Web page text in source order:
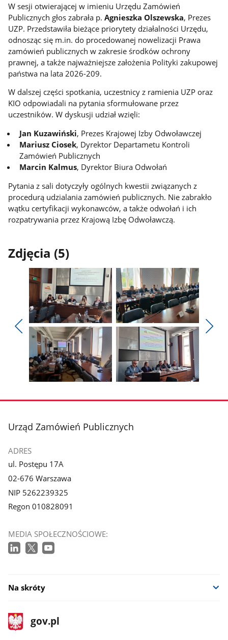
W sesji otwierającej w imieniu Urzędu Zamówień
Publicznych głos zabrała p.Agnieszka Olszewska, Prezes
UZP. Przedstawiła bieżące priorytety działalności Urzędu,
odnosząc się m.in. do procedowanej nowelizacji Prawa
zamówień publicznych w zakresie środków ochrony
prawnej, a także najważniejsze założenia Polityki zakupowej
państwa na lata 2026-209.
W dalszej części spotkania, uczestnicy z ramienia UZP oraz
KIO odpowiadali na pytania sformułowane przez
uczestników. W dyskusji udział wzięli:
Jan Kuzawiński, Prezes Krajowej Izby Odwoławczej
Mariusz Ciosek, Dyrektor Departametu Kontroli
Zamówień Publicznych
Marcin Kalmus, Dyrektor Biura Odwołań
Pytania z sali dotyczyły ogólnych kwestii związanych z
procedurą udzialania zamówień publicznych. Nie zabrakło
wątku certyfikacji wykonawców, a także odwołań i ich
rozpatrywania przez Krajową Izbę Odwoławczą.
Zdjęcia (5)
Pokaż
poprzednie
zdjęcia
Pokaż
zdjęcie
z
galerii.
Pokaż
zdjęcie
2
z
galerii.
zdjęcie
z
galerii.
zdjęcie
galerii.
stopka
Urząd Zamówień Publicznych
ADRES
ul. Postępu 17A
02-676 Warszawa
NIP 5262239325
Regon 010828091
MEDIA SPOŁECZNOŚCIOWE:
Na skróty
stopka
gov.pl
Strona
gov.pl